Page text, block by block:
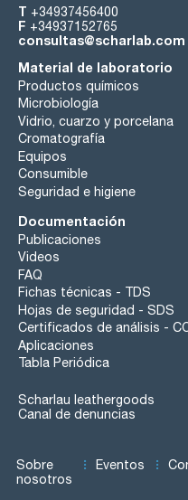
T +34937456400
F +34937152765
consultas@scharlab.com
Material de laboratorio
Productos químicos
Microbiología
Vidrio, cuarzo y porcelana
Cromatografía
Equipos
Consumible
Seguridad e higiene
Documentación
Publicaciones
Videos
FAQ
Fichas técnicas - TDS
Hojas de seguridad - SDS
Certificados de análisis -
Aplicaciones
Tabla Periódica
Scharlau leathergoods
Canal de denuncias
Sobre
nosotros
Eventos